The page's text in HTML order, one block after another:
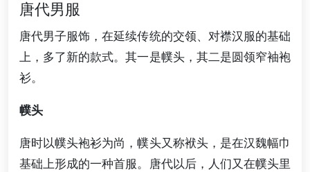
唐代男服
唐代男子服饰，在延续传统的交领、对襟汉服的基础
上，多了新的款式。其一是幞头，其二是圆领窄袖袍
衫。
幞头
唐时以幞头袍衫为尚，幞头又称袱头，是在汉魏幅巾
基础上形成的一种首服。唐代以后，人们又在幞头里